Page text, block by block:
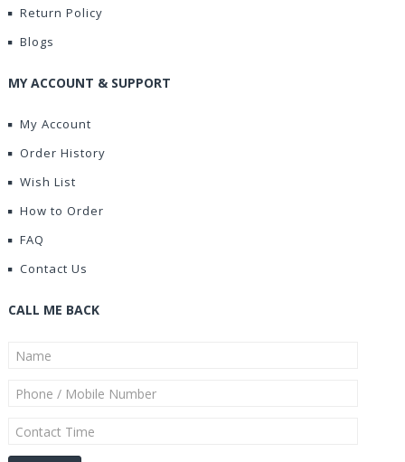
Return Policy
Blogs
MY ACCOUNT & SUPPORT
My Account
Order History
Wish List
How to Order
FAQ
Contact Us
CALL ME BACK